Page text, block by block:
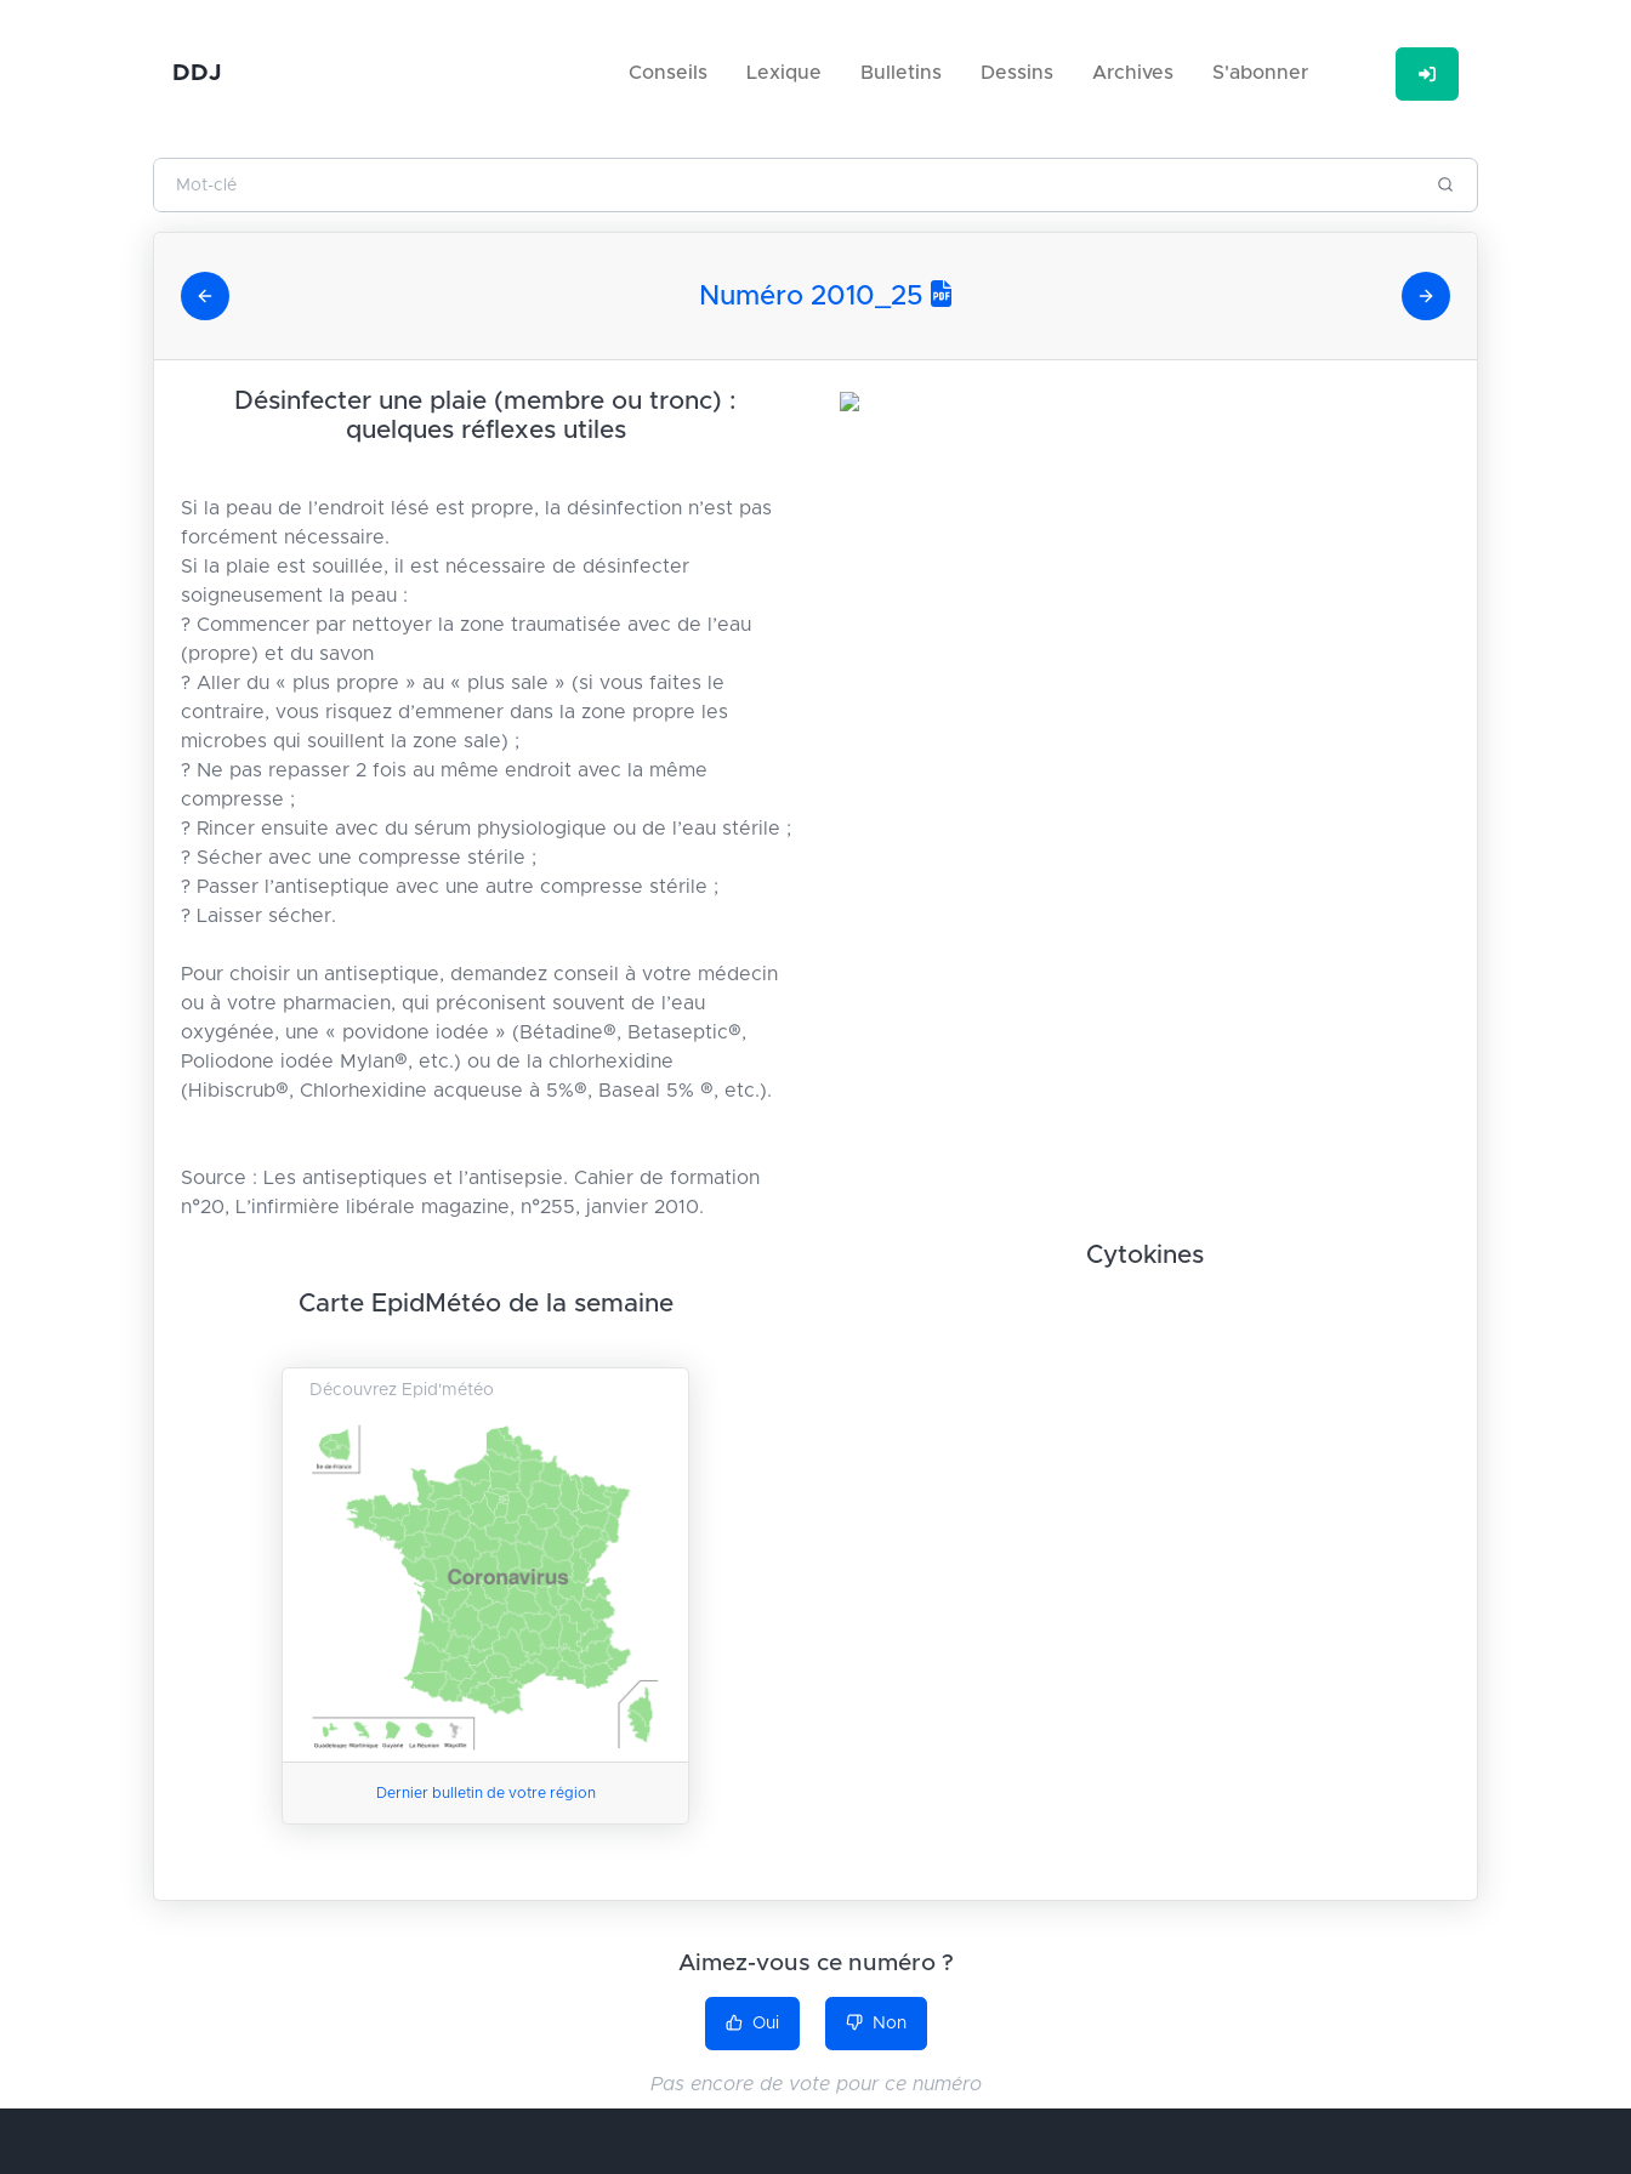
DDJ Conseils Lexique Bulletins Dessins Archives S'abonner
Numéro 2010_25
Désinfecter une plaie (membre ou tronc) :
quelques réflexes utiles
Si la peau de l’endroit lésé est propre, la désinfection n’est pas
forcément nécessaire.
Si la plaie est souillée, il est nécessaire de désinfecter
soigneusement la peau :
? Commencer par nettoyer la zone traumatisée avec de l’eau
(propre) et du savon
? Aller du « plus propre » au « plus sale » (si vous faites le
contraire, vous risquez d’emmener dans la zone propre les
microbes qui souillent la zone sale) ;
? Ne pas repasser 2 fois au même endroit avec la même
compresse ;
? Rincer ensuite avec du sérum physiologique ou de l’eau stérile ;
? Sécher avec une compresse stérile ;
? Passer l’antiseptique avec une autre compresse stérile ;
? Laisser sécher.
Pour choisir un antiseptique, demandez conseil à votre médecin
ou à votre pharmacien, qui préconisent souvent de l’eau
oxygénée, une « povidone iodée » (Bétadine®, Betaseptic®,
Poliodone iodée Mylan®, etc.) ou de la chlorhexidine
(Hibiscrub®, Chlorhexidine acqueuse à 5%®, Baseal 5% ®, etc.).
Source : Les antiseptiques et l’antisepsie. Cahier de formation
n°20, L’infirmière libérale magazine, n°255, janvier 2010.
Carte EpidMétéo de la semaine
Découvrez Epid'météo
Dernier bulletin de votre région
Cytokines
Aimez-vous ce numéro ?
Oui Non
Pas encore de vote pour ce numéro